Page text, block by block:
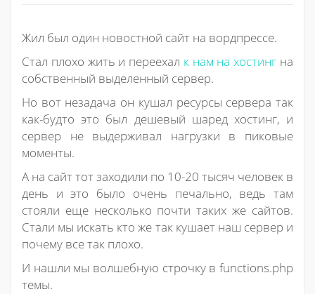
Жил был один новостной сайт на вордпрессе.
Стал плохо жить и переехал к нам на хостинг на
собственный выделенный сервер.
Но вот незадача он кушал ресурсы сервера так
как-будто это был дешевый шаред хостинг, и
сервер не выдерживал нагрузки в пиковые
моменты.
А на сайт тот заходили по 10-20 тысяч человек в
день и это было очень печально, ведь там
стояли еще несколько почти таких же сайтов.
Стали мы искать кто же так кушает наш сервер и
почему все так плохо.
И нашли мы волшебную строчку в functions.php
темы.